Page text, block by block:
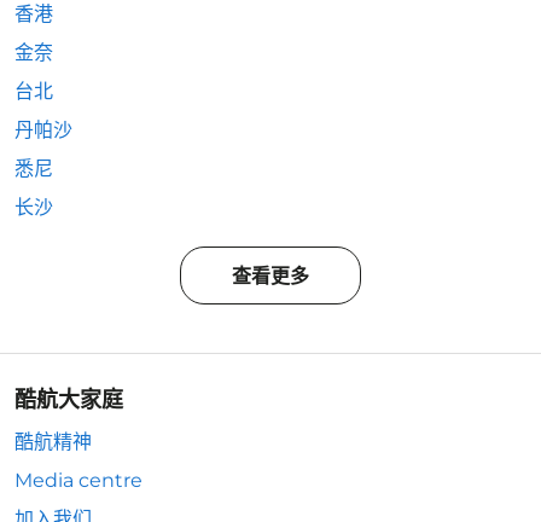
香港
金奈
台北
丹帕沙
悉尼
长沙
查看更多
酷航大家庭
酷航精神
Media centre